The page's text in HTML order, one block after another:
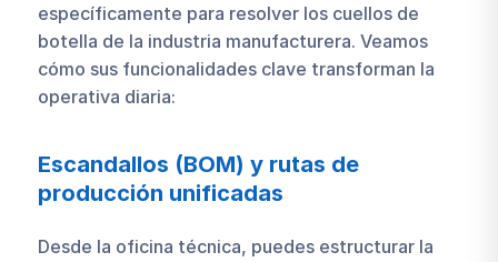
específicamente para resolver los cuellos de
botella de la industria manufacturera. Veamos
cómo sus funcionalidades clave transforman la
operativa diaria:
Escandallos (BOM) y rutas de
producción unificadas
Desde la oficina técnica, puedes estructurar la